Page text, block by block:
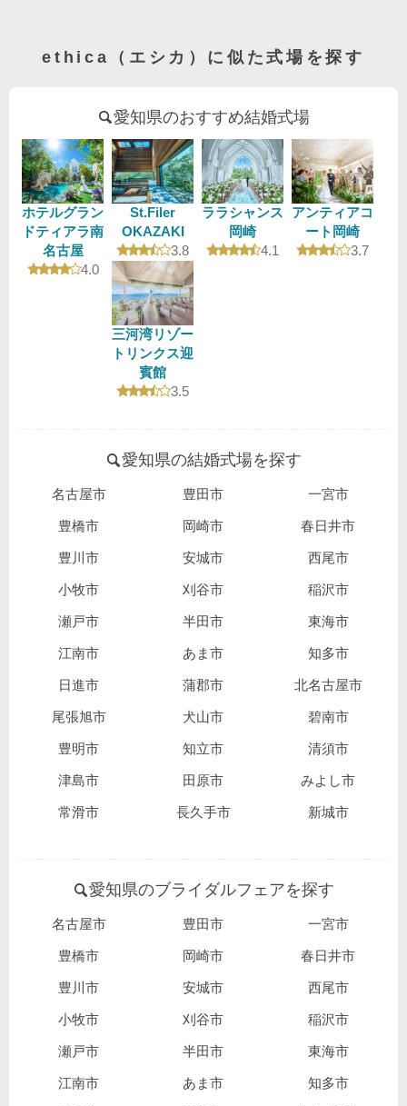
ethica（エシカ）に似た式場を探す
愛知県のおすすめ結婚式場
ホテルグラン
ドティアラ南
名古屋
口コミ評価
4.0
St.Filer
OKAZAKI
口コミ評価
3.8
ララシャンス
岡崎
口コミ評価
4.1
アンティアコ
ート岡崎
口コミ評
3.7
三河湾リゾー
トリンクス迎
賓館
口コミ評価
3.5
愛知県の結婚式場を探す
名古屋市 豊田市 一宮市
豊橋市 岡崎市 春日井市
豊川市 安城市 西尾市
小牧市 刈谷市 稲沢市
瀬戸市 半田市 東海市
江南市 あま市 知多市
日進市 蒲郡市 北名古屋市
尾張旭市 犬山市 碧南市
豊明市 知立市 清須市
津島市 田原市 みよし市
常滑市 長久手市 新城市
愛知県のブライダルフェアを探す
名古屋市 豊田市 一宮市
豊橋市 岡崎市 春日井市
豊川市 安城市 西尾市
小牧市 刈谷市 稲沢市
瀬戸市 半田市 東海市
江南市 あま市 知多市